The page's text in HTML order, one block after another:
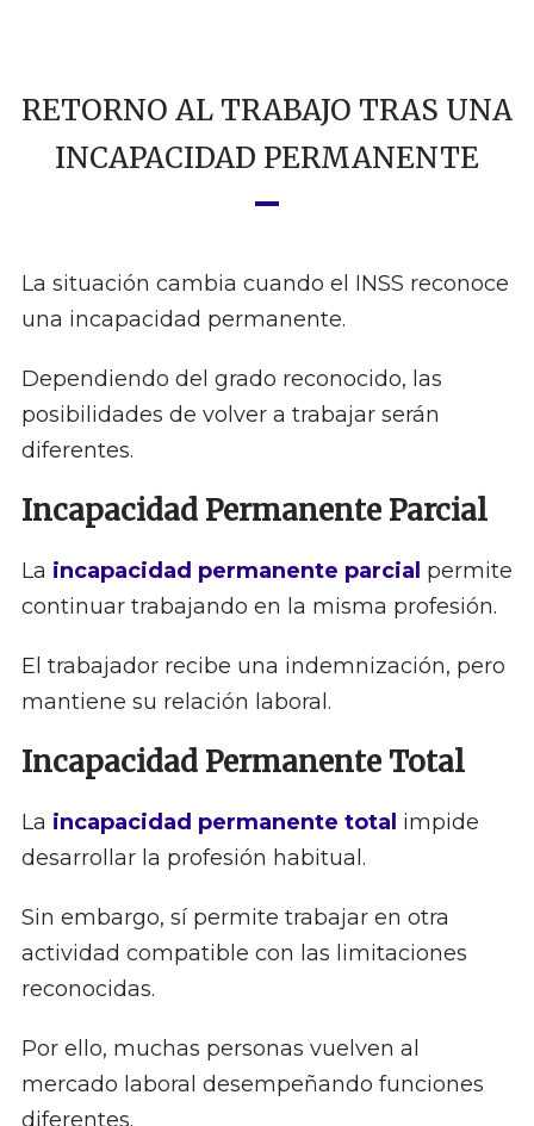
RETORNO AL TRABAJO TRAS UNA
INCAPACIDAD PERMANENTE
La situación cambia cuando el INSS reconoce
una incapacidad permanente.
Dependiendo del grado reconocido, las
posibilidades de volver a trabajar serán
diferentes.
Incapacidad Permanente Parcial
La incapacidad permanente parcial permite
continuar trabajando en la misma profesión.
El trabajador recibe una indemnización, pero
mantiene su relación laboral.
Incapacidad Permanente Total
La incapacidad permanente total impide
desarrollar la profesión habitual.
Sin embargo, sí permite trabajar en otra
actividad compatible con las limitaciones
reconocidas.
Por ello, muchas personas vuelven al
mercado laboral desempeñando funciones
diferentes.